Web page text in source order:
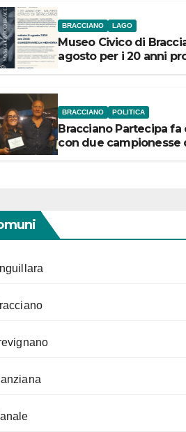
BRACCIANO LAGO
Museo Civico di
agosto per i 20 anni
BRACCIANO POLITICA
Bracciano Partecipa fa
con due campionesse